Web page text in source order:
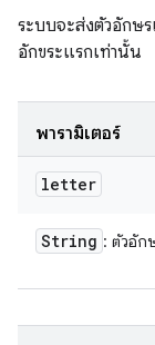
ระบบจะส่งตัวอักษ
อักขระแรกเท่านั้น
พารามิเตอร์
letter
String : ตัวอัก